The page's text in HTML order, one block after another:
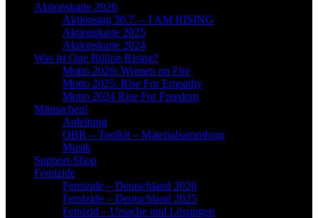
Aktionskarte 2026
Aktionstag 30.7. – I AM RISING
Aktionskarte 2025
Aktionskarte 2024
Was ist One Billion Rising?
Motto 2026: Women on Fire
Motto 2025: Rise For Empathy
Motto 2024 Rise For Freedom
Mitmachen!
Anleitung
OBR – Toolkit – Materialsammlung
Musik
Support-Shop
Femizide
Femizide – Deutschland 2026
Femizide – Deutschland 2025
Femizid – Ursache und Lösungen